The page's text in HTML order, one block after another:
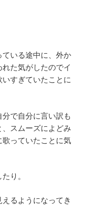
いる途中に、外か
た気がしたのでイ
すぎていたことに
で自分に言い訳も
スムーズによどみ
っていたことに気
り。
るようになってき